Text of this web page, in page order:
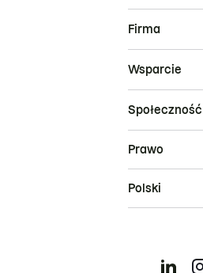
Firma
Wsparcie
Społeczność
Prawo
Polski